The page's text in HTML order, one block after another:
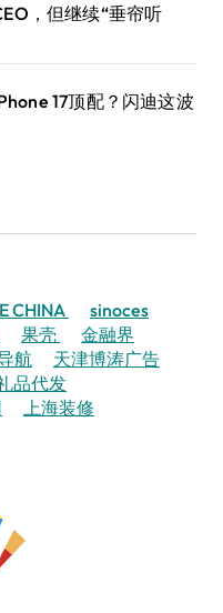
，但继续“垂帘听
17顶配？闪迪这波
CHINA
sinoces
果壳
金融界
航
天津博涛广告
品代发
上海装修